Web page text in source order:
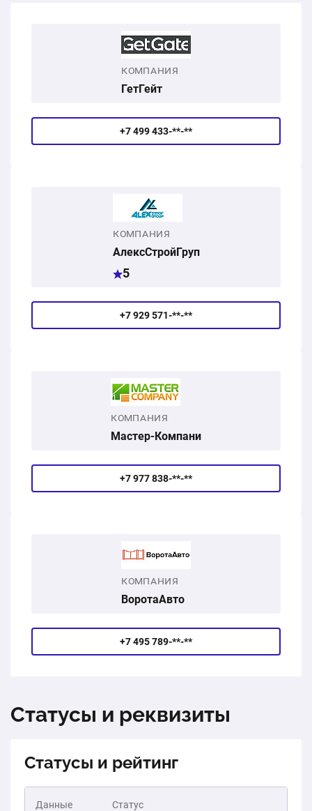
КОМПАНИЯ
ГетГейт
+7 499 433-**-**
КОМПАНИЯ
АлексСтройГруп
5
+7 929 571-**-**
КОМПАНИЯ
Мастер-Компани
+7 977 838-**-**
КОМПАНИЯ
ВоротаАвто
+7 495 789-**-**
Статусы и реквизиты
Статусы и рейтинг
Данные Статус